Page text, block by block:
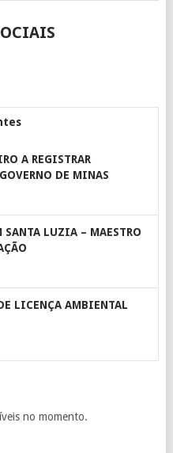
A REGISTRAR
DE MINAS
SANTA LUZIA – MAESTRO
LICENÇA AMBIENTAL
no momento.